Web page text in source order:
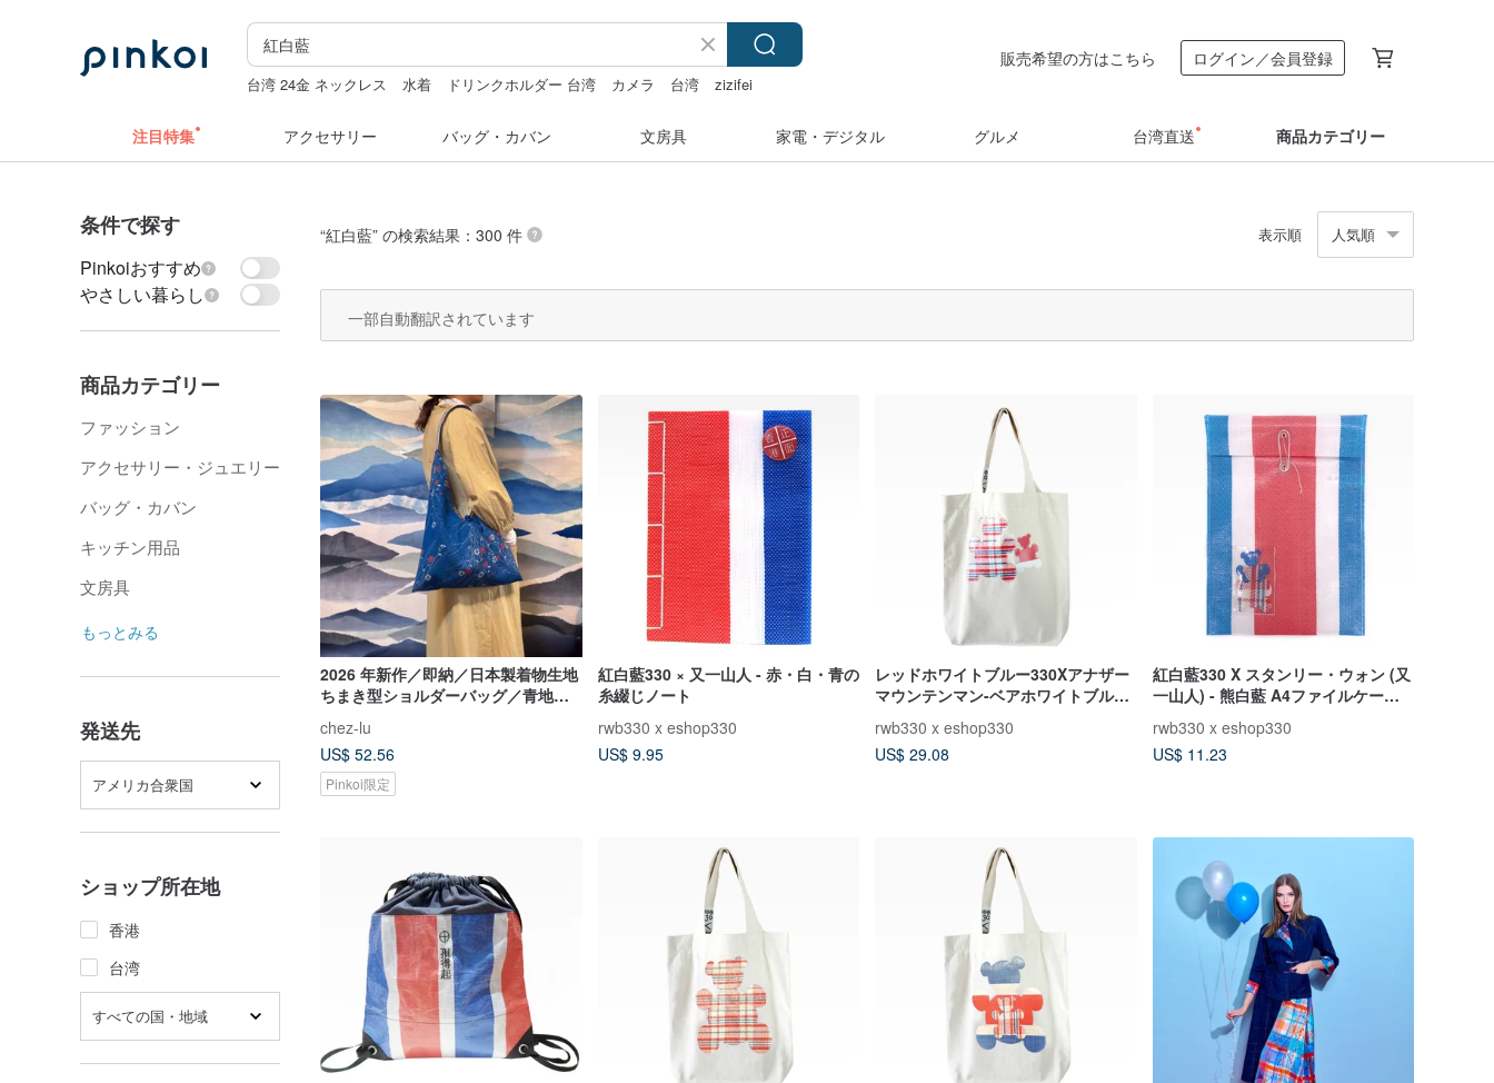
台湾 24金 ネックレス 水着 ドリンクホルダー 台湾 カメラ 台湾
zizifei
販売希望の方はこちら ログイン／会員登録
注目特集 アクセサリー バッグ・カバン 文房具 家電・デジタル グルメ 台湾直送 商品カテゴリー
条件で探す
Pinkoiおすすめ
やさしい暮らし
商品カテゴリー
ファッション
アクセサリー・ジュエリー
バッグ・カバン
キッチン用品
文房具
もっとみる
発送先
アメリカ合衆国
ショップ所在地
香港
台湾
すべての国・地域
“紅白藍” の検索結果：300 件 表示順 人気順
一部自動翻訳されています
2026 年新作／即納／日本製着物生地
ちまき型ショルダーバッグ／青地に
chez-lu
US$ 52.56
Pinkoi限定
紅白藍330 × 又一山人 - 赤・白・青の
糸綴じノート
rwb330 x eshop330
US$ 9.95
レッドホワイトブルー330Xアナザー
マウンテンマン-ベアホワイトブルー
rwb330 x eshop330
US$ 29.08
紅白藍330 X スタンリー・ウォン (又
一山人) - 熊白藍 A4ファイルケース
rwb330 x eshop330
US$ 11.23